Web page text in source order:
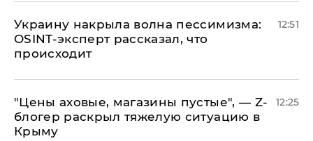
​Украину накрыла волна пессимизма:
OSINT-эксперт рассказал, что
происходит
12:51
​"Цены аховые, магазины пустые", — Z-
блогер раскрыл тяжелую ситуацию в
Крыму
12:25